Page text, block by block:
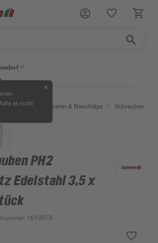
, falls er nicht
✕
/ Eisenwaren & Beschläge / Schrauben
PH2
Edelstahl 3,5 x
: 1610075